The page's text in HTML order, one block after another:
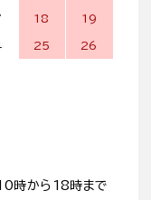
18 19
25 26
時から18時まで